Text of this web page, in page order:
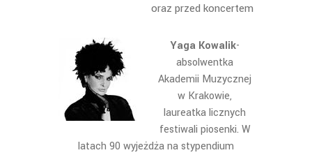
oraz przed koncertem
Yaga Kowalik-
absolwentka
Akademii Muzycznej
w Krakowie,
laureatka licznych
festiwali piosenki. W
latach 90 wyjeżdża na stypendium